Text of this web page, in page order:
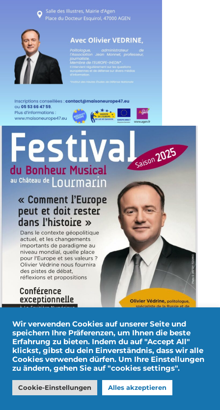
Wir verwenden Cookies auf unserer Seite und
speichern Ihre Präferenzen, um Ihnen die beste
Erfahrung zu bieten. Indem du auf "Accept All"
klickst, gibst du dein Einverständnis, dass wir alle
Cookies verwenden dürfen. Um Ihre Einstellungen
zu ändern, gehen Sie auf "cookies settings".
Cookie-Einstellungen Alles akzeptieren